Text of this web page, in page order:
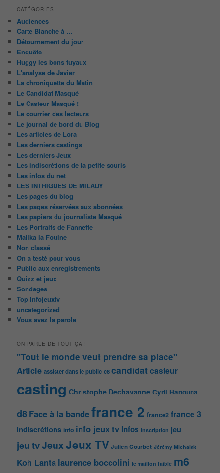
CATÉGORIES
Audiences
Carte Blanche à …
Détournement du jour
Enquête
Huggy les bons tuyaux
L'analyse de Javier
La chroniquette du Matin
Le Candidat Masqué
Le Casteur Masqué !
Le courrier des lecteurs
Le journal de bord du Blog
Les articles de Lora
Les derniers castings
Les derniers Jeux
Les indiscrétions de la petite souris
Les infos du net
LES INTRIGUES DE MILADY
Les pages du blog
Les pages réservées aux abonnées
Les papiers du journaliste Masqué
Les Portraits de Fannette
Malika la Fouine
Non classé
On a testé pour vous
Public aux enregistrements
Quizz et jeux
Sondages
Top Infojeuxtv
uncategorized
Vous avez la parole
ON PARLE DE TOUT ÇA !
"Tout le monde veut prendre sa place"
Article assister dans le public c8 candidatcasteur
casting Christophe Dechavanne Cyril Hanouna
d8 Face à la bandefrance 2 france2 france 3
indiscrétions info info jeux tv Infos Inscription jeu
jeu tvJeuxJeux TV Julien Courbet Jérémy Michalak
Koh Lanta laurence boccolini le maillon faible m6